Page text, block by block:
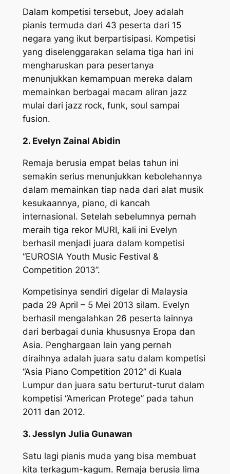
Dalam kompetisi tersebut, Joey adalah
pianis termuda dari 43 peserta dari 15
negara yang ikut berpartisipasi. Kompetisi
yang diselenggarakan selama tiga hari ini
mengharuskan para pesertanya
menunjukkan kemampuan mereka dalam
memainkan berbagai macam aliran jazz
mulai dari jazz rock, funk, soul sampai
fusion.
2. Evelyn Zainal Abidin
Remaja berusia empat belas tahun ini
semakin serius menunjukkan kebolehannya
dalam memainkan tiap nada dari alat musik
kesukaannya, piano, di kancah
internasional. Setelah sebelumnya pernah
meraih tiga rekor MURI, kali ini Evelyn
berhasil menjadi juara dalam kompetisi
“EUROSIA Youth Music Festival &
Competition 2013”.
Kompetisinya sendiri digelar di Malaysia
pada 29 April – 5 Mei 2013 silam. Evelyn
berhasil mengalahkan 26 peserta lainnya
dari berbagai dunia khususnya Eropa dan
Asia. Penghargaan lain yang pernah
diraihnya adalah juara satu dalam kompetisi
“Asia Piano Competition 2012” di Kuala
Lumpur dan juara satu berturut-turut dalam
kompetisi “American Protege” pada tahun
2011 dan 2012.
3. Jesslyn Julia Gunawan
Satu lagi pianis muda yang bisa membuat
kita terkagum-kagum. Remaja berusia lima